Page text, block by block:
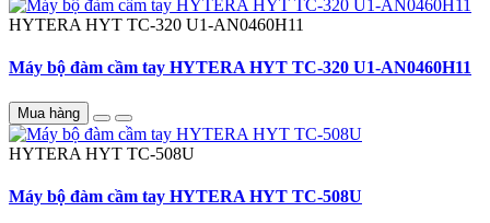
HYTERA HYT TC-320 U1-AN0460H11
Máy bộ đàm cầm tay HYTERA HYT TC-320 U1-AN0460H11
Mua hàng
HYTERA HYT TC-508U
Máy bộ đàm cầm tay HYTERA HYT TC-508U